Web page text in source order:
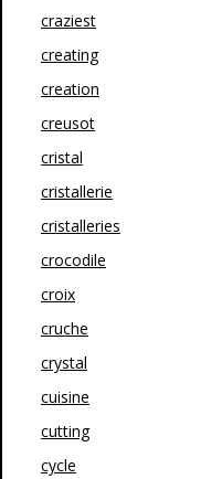
craziest
creating
creation
creusot
cristal
cristallerie
cristalleries
crocodile
croix
cruche
crystal
cuisine
cutting
cycle